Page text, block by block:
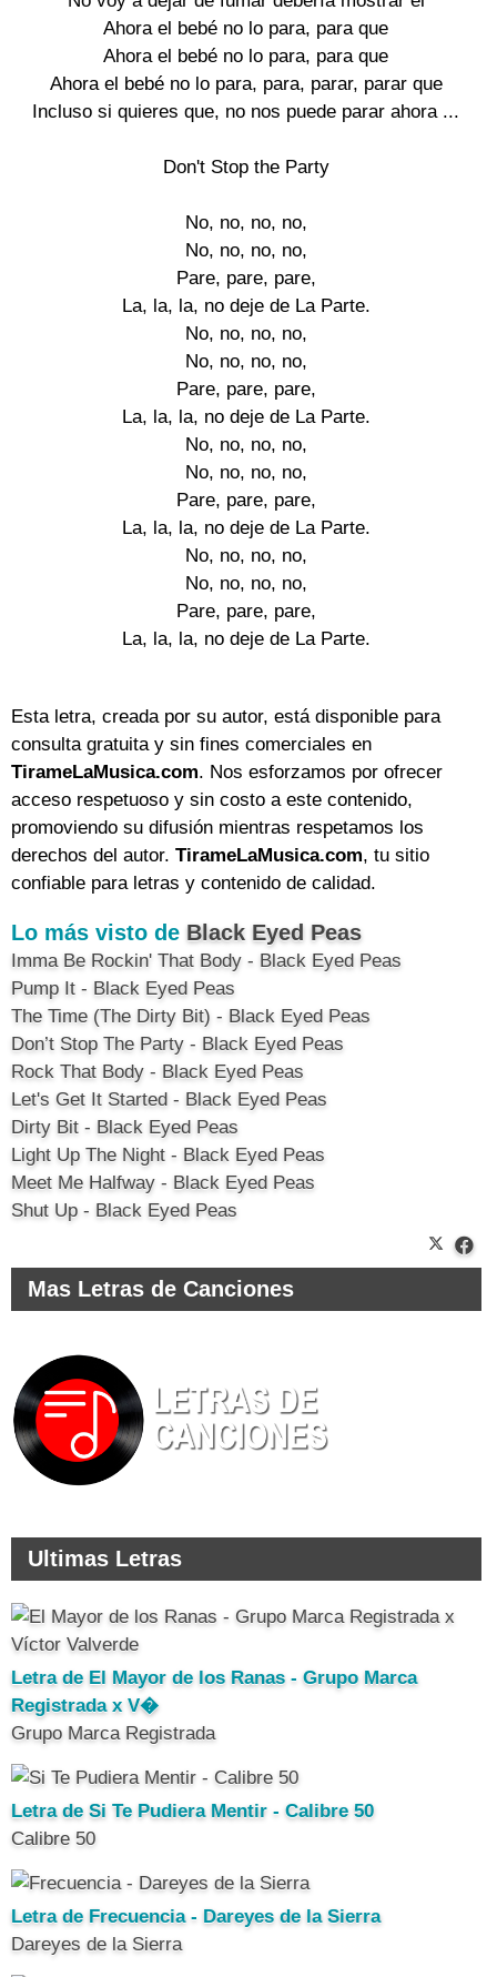
Ahora el bebé no lo para, para que
Ahora el bebé no lo para, para que
Ahora el bebé no lo para, para, parar, parar que
Incluso si quieres que, no nos puede parar ahora ...
Don't Stop the Party
No, no, no, no,
No, no, no, no,
Pare, pare, pare,
La, la, la, no deje de La Parte.
No, no, no, no,
No, no, no, no,
Pare, pare, pare,
La, la, la, no deje de La Parte.
No, no, no, no,
No, no, no, no,
Pare, pare, pare,
La, la, la, no deje de La Parte.
No, no, no, no,
No, no, no, no,
Pare, pare, pare,
La, la, la, no deje de La Parte.
Esta letra, creada por su autor, está disponible para
consulta gratuita y sin fines comerciales en
TirameLaMusica.com. Nos esforzamos por ofrecer
acceso respetuoso y sin costo a este contenido,
promoviendo su difusión mientras respetamos los
derechos del autor. TirameLaMusica.com, tu sitio
confiable para letras y contenido de calidad.
Lo más visto de Black Eyed Peas
Imma Be Rockin' That Body - Black Eyed Peas
Pump It - Black Eyed Peas
The Time (The Dirty Bit) - Black Eyed Peas
Don’t Stop The Party - Black Eyed Peas
Rock That Body - Black Eyed Peas
Let's Get It Started - Black Eyed Peas
Dirty Bit - Black Eyed Peas
Light Up The Night - Black Eyed Peas
Meet Me Halfway - Black Eyed Peas
Shut Up - Black Eyed Peas
Mas Letras de Canciones
Ultimas Letras
Letra de El Mayor de los Ranas - Grupo Marca
Registrada x V�
Grupo Marca Registrada
Letra de Si Te Pudiera Mentir - Calibre 50
Calibre 50
Letra de Frecuencia - Dareyes de la Sierra
Dareyes de la Sierra